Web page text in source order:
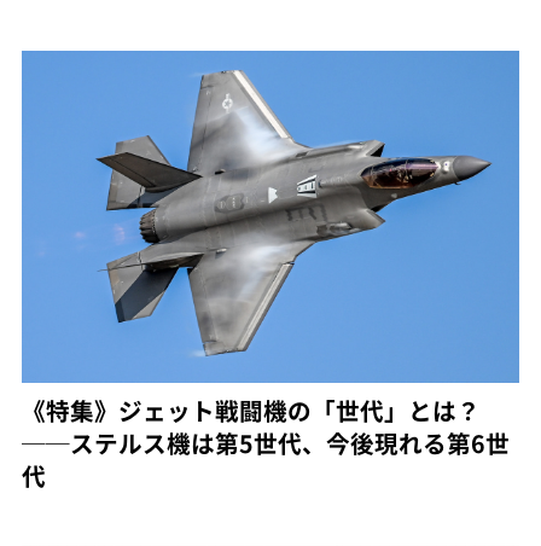
《特集》ジェット戦闘機の「世代」とは？
──ステルス機は第5世代、今後現れる第6世
代